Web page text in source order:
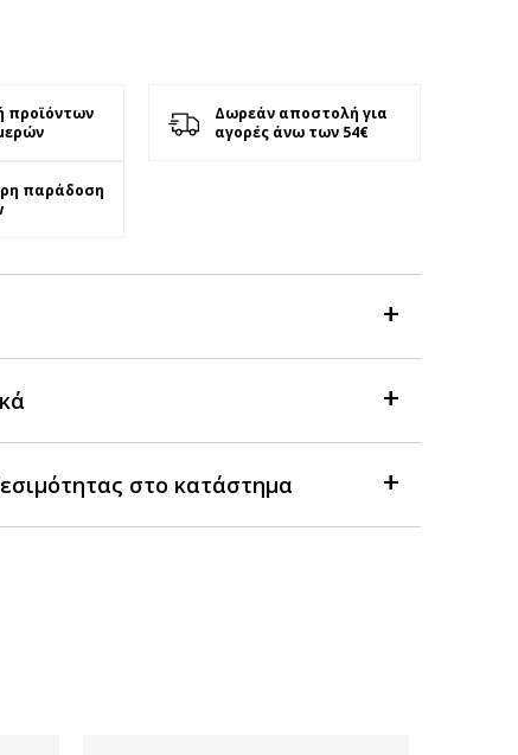
προϊόντων
Δωρεάν αποστολή για
αγορές άνω των 54€
παράδοση
στο κατάστημα